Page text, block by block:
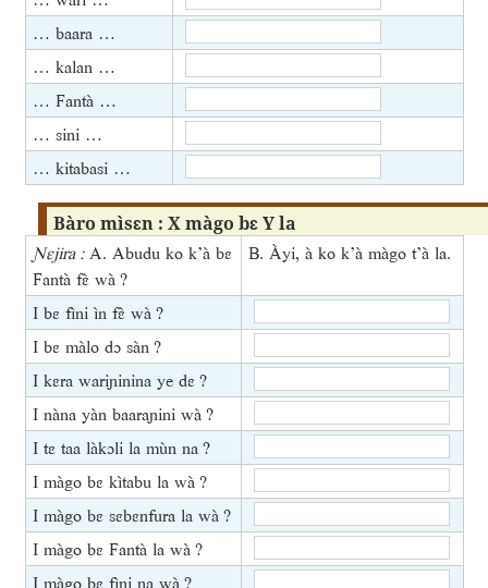
… baara …
… kalan …
… Fantà …
… sini …
… kitabasi …
Bàro mìsɛn : X màgo bɛ Y la
Ɲɛjira :A. Abudu ko k’à bɛ
Fantà fɛ̀ wà ?
B. Àyi, à ko k’à màgo t’à la.
I bɛ fìni ìn fɛ̀ wà ?
I bɛ màlo dɔ sàn ?
I kɛra wariɲinina ye dɛ ?
I nàna yàn baaraɲini wà ?
I tɛ taa làkɔli la mùn na ?
I màgo bɛ kìtabu la wà ?
I màgo bɛ sɛbɛnfura la wà ?
I màgo bɛ Fantà la wà ?